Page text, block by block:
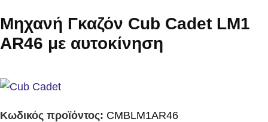
Μηχανή Γκαζόν Cub Cadet LM1
AR46 με αυτοκίνηση
Κωδικός προϊόντος: CMBLM1AR46